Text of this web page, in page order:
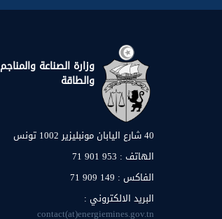
وزارة الصناعة والمناجم
والطاقة
40 شارع اليابان مونبليزير 1002 تونس
الهاتف : 953 901 71
اﻟﻔﺎﻛﺲ : 149 909 71
البريد الالكتروني :
contact(at)energiemines.gov.tn